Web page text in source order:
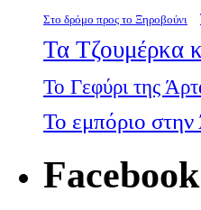
Στο δρόμο προς το Ξηροβούνι
Τα Τζουμέρκα
Το Γεφύρι της
Το εμπόριο
Facebook